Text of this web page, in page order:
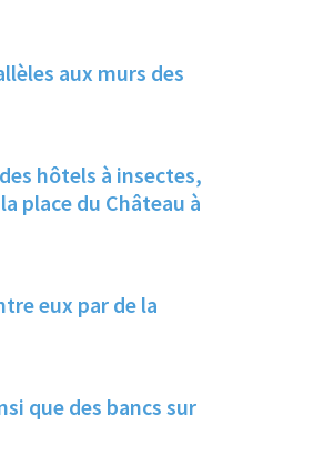
aux murs des
hôtels à insectes,
place du Château à
eux par de la
que des bancs sur